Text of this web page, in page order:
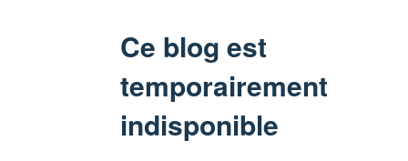
Ce blog est
temporairement
indisponible